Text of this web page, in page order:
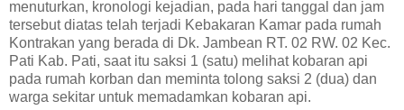
menuturkan, kronologi kejadian, pada hari tanggal dan jam
tersebut diatas telah terjadi Kebakaran Kamar pada rumah
Kontrakan yang berada di Dk. Jambean RT. 02 RW. 02 Kec.
Pati Kab. Pati, saat itu saksi 1 (satu) melihat kobaran api
pada rumah korban dan meminta tolong saksi 2 (dua) dan
warga sekitar untuk memadamkan kobaran api.